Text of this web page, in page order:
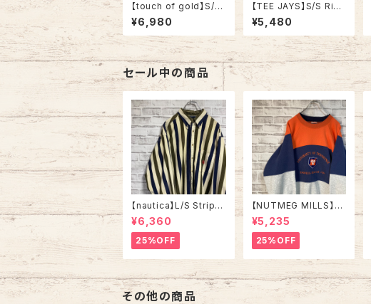
【touch of gold】S/S
Tee XL 90s Made in
USA vintage “Welco
me home ” messag
e Tee 米軍兵士帰還歓
迎 Tシャツ USA製 湾
岸戦争 メッセージ 星条
旗 シングルステッチ ア
メリカ USA 古着
¥6,980
【TEE JAYS】S/S Ring
er like Tee XL 90s
Made in USA “Bourb
on Street”vintage リ
ンガーライク レイヤー
ド Tシャツ ニューオー
リンズ バーボンストリー
ト JAZZ 楽器 アルコー
ル ヴィンテージ シング
ルステッチ アメリカ US
A レトロ 古着
¥5,480
セール中の商品
【nautica】L/S Stripe
Corduroy Shirt L 90
s ノーティカ ストライプ
コーデュロイ シャツ ボ
タンダウン 長袖 ワンポ
イントロゴ 刺繍ロゴ 旧
¥6,360
25%OFF
【NUTMEG MILLS】S
weat XL Made in US
A 90s “UNIVERSITY
OF TENNESSEE” vin
tage ナツメグミルズ カ
レッジモノ カレッジロゴ
テネシー大学 スウェット
トレーナー ヴィンテー
ジ アメリカ USA 古着
¥5,235
25%OFF
その他の商品